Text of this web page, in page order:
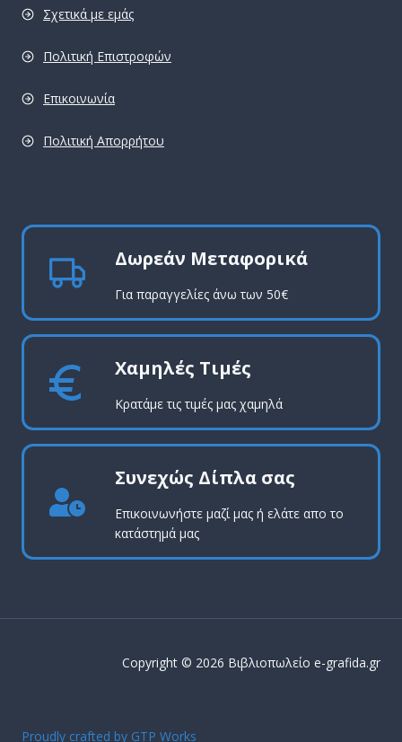
Σχετικά με εμάς
Πολιτική Επιστροφών
Επικοινωνία
Πολιτική Απορρήτου
Δωρεάν Μεταφορικά
Για παραγγελίες άνω των 50€
Χαμηλές Τιμές
Κρατάμε τις τιμές μας χαμηλά
Συνεχώς Δίπλα σας
Επικοινωνήστε μαζί μας ή ελάτε απο το
κατάστημά μας
Copyright © 2026 Βιβλιοπωλείο e-grafida.gr
Proudly crafted by GTP Works